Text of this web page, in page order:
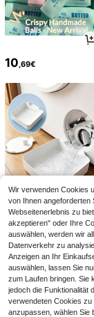
t ohne Zubehör,
netisches
eboard mit Ständer,
ffelei zum Zeichnen,
Liste, Wand, Schule,
10,38€10,48€
Ähnliche vorrätige
10,69€
2,78€
Wir verwenden Cookies
von Ihnen angeforderten
Webseitenerlebnis zu
akzeptieren" oder Ihre
auswählen, werden wir
Datenverkehr zu
Anzeigen an Ihr
auswählen, lassen Sie
zum Laufen bringen. Sie
jedoch die Funktionalität
verwendeten Cookies zu
anzupassen, wählen Sie